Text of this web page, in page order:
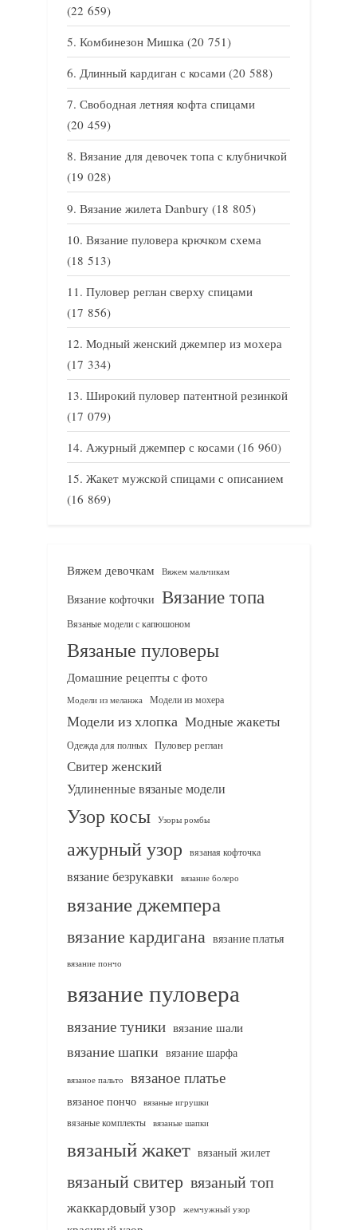
(22 659)
Комбинезон Мишка (20 751)
Длинный кардиган с косами (20 588)
Свободная летняя кофта спицами
(20 459)
Вязание для девочек топа с клубничкой
(19 028)
Вязание жилета Danbury (18 805)
Вязание пуловера крючком схема
(18 513)
Пуловер реглан сверху спицами
(17 856)
Модный женский джемпер из мохера
(17 334)
Широкий пуловер патентной резинкой
(17 079)
Ажурный джемпер с косами (16 960)
Жакет мужской спицами с описанием
(16 869)
Вяжем девочкам Вяжем мальчикам
Вязание кофточки Вязание топа
Вязаные модели с капюшоном
Вязаные пуловеры
Домашние рецепты с фото
Модели из меланжа Модели из мохера
Модели из хлопка Модные жакеты
Одежда для полных Пуловер реглан
Свитер женский
Удлиненные вязаные модели
Узор косы Узоры ромбы
ажурный узор вязаная кофточка
вязание безрукавки вязание болеро
вязание джемпера
вязание кардигана вязание платья
вязание пончо
вязание пуловера
вязание туники вязание шали
вязание шапки вязание шарфа
вязаное пальто вязаное платье
вязаное пончо вязаные игрушки
вязаные комплекты
вязаные шапки
вязаный жакет вязаный жилет
вязаный свитер вязаный топ
жаккардовый узор жемчужный узор